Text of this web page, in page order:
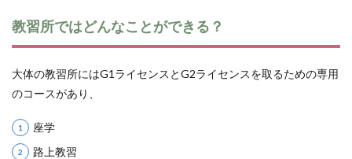
教習所ではどんなことができる？
大体の教習所にはG1ライセンスとG2ライセンスを取るための専用
のコースがあり、
座学
路上教習